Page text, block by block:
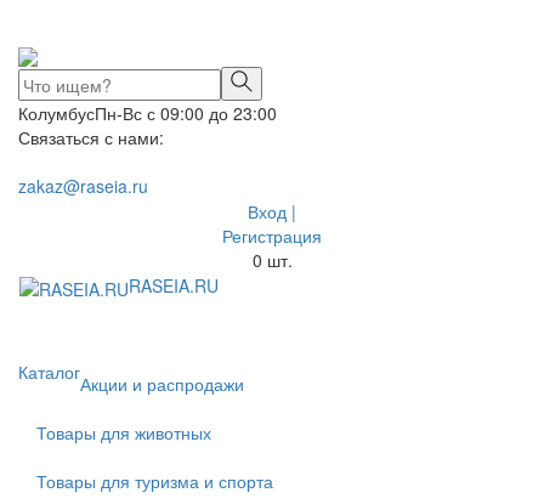
КолумбусПн-Вс с 09:00 до 23:00
Связаться с нами:
zakaz@raseia.ru
Вход |
Регистрация
0 шт.
RASEIA.RU
КаталогАкции и распродажи
Товары для животных
Товары для туризма и спорта